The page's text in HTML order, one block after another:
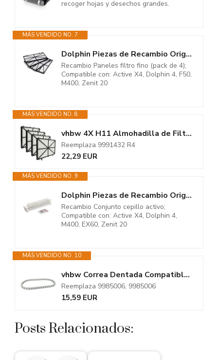
recoger hojas y desechos grandes.
MÁS VENDIDO NO. 7
Dolphin Piezas de Recambio Originales - Paneles Filtro Fino (Pack de 4) -...
Recambio Paneles filtro fino (pack de 4);
Compatible con: Active X4, Dolphin 4, F50,
M400, Zenit 20
MÁS VENDIDO NO. 8
vhbw 4X H11 Almohadilla de Filtro Compatible con Dolphin Active X5, X3, X...
Reemplaza 9991432 R4
22,29 EUR
MÁS VENDIDO NO. 9
Dolphin Piezas de Recambio Originales - Conjunto Cepillo Activo - Ref....
Recambio Conjunto cepillo activo;
Compatible con: Active X4, Dolphin 4,
M400, EX60, Zenit 20
MÁS VENDIDO NO. 10
vhbw Correa Dentada Compatible con Dolphin Active Classic, 4, 3, Liberty, 5...
Reemplaza 9985006, 9985006
15,59 EUR
Posts Relacionados: